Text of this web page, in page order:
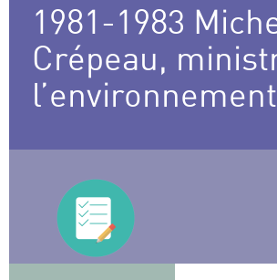
1981-1983
Crépeau,
l’environnement